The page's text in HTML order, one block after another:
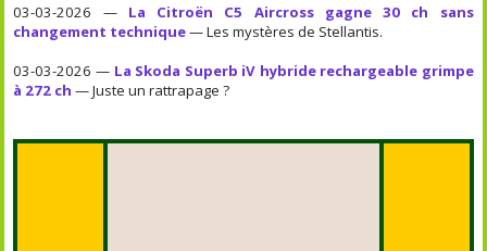
03-03-2026 — La Citroën C5 Aircross gagne 30 ch sans
changement technique— Les mystères de Stellantis.
03-03-2026 — La Skoda Superb iV hybride rechargeable grimpe
à 272 ch — Juste un rattrapage ?